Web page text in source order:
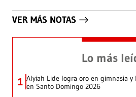
VER MÁS NOTAS
Lo más
1 Alyiah Lide logra oro en gimnasia y
en Santo Domingo 2026